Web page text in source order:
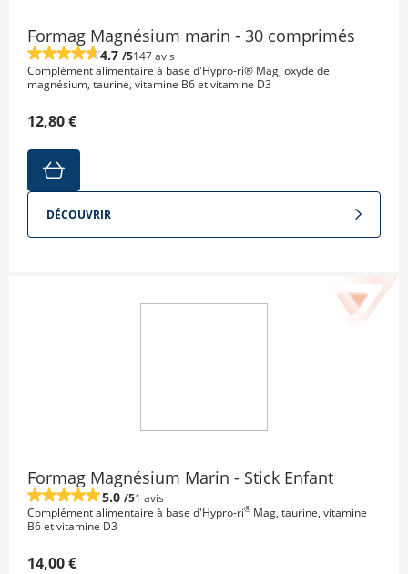
Formag Magnésium marin - 30 comprimés
4.7 /5147 avis
Complément alimentaire à base d'Hypro-ri® Mag, oxyde de
magnésium, taurine, vitamine B6 et vitamine D3
12,80 €
DÉCOUVRIR
Formag Magnésium Marin - Stick Enfant
5.0 /51 avis
Complément alimentaire à base d'Hypro-ri® Mag, taurine, vitamine
B6 et vitamine D3
14,00 €